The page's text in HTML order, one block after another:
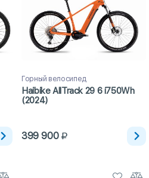
Горный велосипед
Haibike AllTrack 29 6 i750Wh
(2024)
399 900